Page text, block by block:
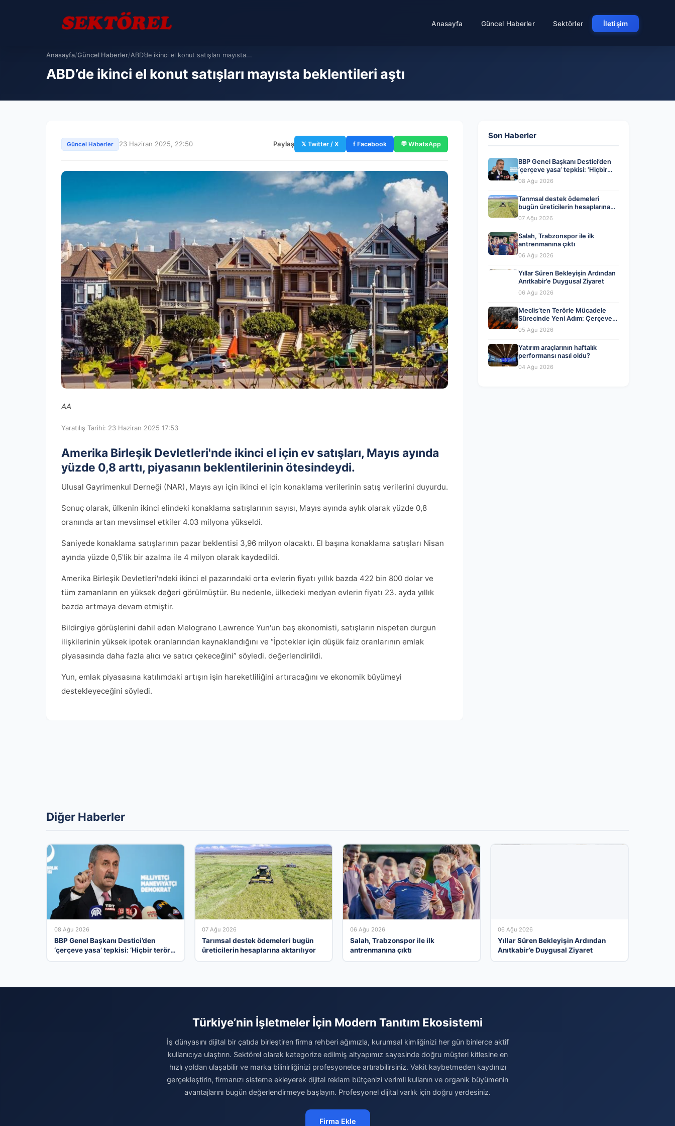
Anasayfa Güncel Haberler Sektörler İletişim
Anasayfa/Güncel Haberler/ABD’de ikinci el konut satışları mayısta...
ABD’de ikinci el konut satışları mayısta beklentileri aştı
Güncel Haberler 23 Haziran 2025, 22:50 Paylaş 𝕏 Twitter / X f Facebook 💬 WhatsApp
AA
Yaratılış Tarihi: 23 Haziran 2025 17:53
Amerika Birleşik Devletleri'nde ikinci el için ev satışları, Mayıs ayında
yüzde 0,8 arttı, piyasanın beklentilerinin ötesindeydi.
Ulusal Gayrimenkul Derneği (NAR), Mayıs ayı için ikinci el için konaklama verilerinin satış verilerini duyurdu.
Sonuç olarak, ülkenin ikinci elindeki konaklama satışlarının sayısı, Mayıs ayında aylık olarak yüzde 0,8
oranında artan mevsimsel etkiler 4.03 milyona yükseldi.
Saniyede konaklama satışlarının pazar beklentisi 3,96 milyon olacaktı. El başına konaklama satışları Nisan
ayında yüzde 0,5'lik bir azalma ile 4 milyon olarak kaydedildi.
Amerika Birleşik Devletleri'ndeki ikinci el pazarındaki orta evlerin fiyatı yıllık bazda 422 bin 800 dolar ve
tüm zamanların en yüksek değeri görülmüştür. Bu nedenle, ülkedeki medyan evlerin fiyatı 23. ayda yıllık
bazda artmaya devam etmiştir.
Bildirgiye görüşlerini dahil eden Melograno Lawrence Yun'un baş ekonomisti, satışların nispeten durgun
ilişkilerinin yüksek ipotek oranlarından kaynaklandığını ve “İpotekler için düşük faiz oranlarının emlak
piyasasında daha fazla alıcı ve satıcı çekeceğini” söyledi. değerlendirildi.
Yun, emlak piyasasına katılımdaki artışın işin hareketliliğini artıracağını ve ekonomik büyümeyi
destekleyeceğini söyledi.
Son Haberler
BBP Genel Başkanı Destici’den
‘çerçeve yasa’ tepkisi: ‘Hiçbir
terör örgütü mensubunun
affedilmesi kabul edilemez’
08 Ağu 2026
Tarımsal destek ödemeleri
bugün üreticilerin hesaplarına
aktarılıyor
07 Ağu 2026
Salah, Trabzonspor ile ilk
antrenmanına çıktı
06 Ağu 2026
Yıllar Süren Bekleyişin Ardından
Anıtkabir’e Duygusal Ziyaret
06 Ağu 2026
Meclis’ten Terörle Mücadele
Sürecinde Yeni Adım: Çerçeve
Yasa Kabul Edildi
05 Ağu 2026
Yatırım araçlarının haftalık
performansı nasıl oldu?
04 Ağu 2026
Diğer Haberler
08 Ağu 2026
BBP Genel Başkanı Destici’den
‘çerçeve yasa’ tepkisi: ‘Hiçbir terör
07 Ağu 2026
Tarımsal destek ödemeleri bugün
üreticilerin hesaplarına aktarılıyor
06 Ağu 2026
Salah, Trabzonspor ile ilk
antrenmanına çıktı
06 Ağu 2026
Yıllar Süren Bekleyişin Ardından
Anıtkabir’e Duygusal Ziyaret
Türkiye’nin İşletmeler İçin Modern Tanıtım Ekosistemi
İş dünyasını dijital bir çatıda birleştiren firma rehberi ağımızla, kurumsal kimliğinizi her gün binlerce aktif
kullanıcıya ulaştırın. Sektörel olarak kategorize edilmiş altyapımız sayesinde doğru müşteri kitlesine en
hızlı yoldan ulaşabilir ve marka bilinirliğinizi profesyonelce artırabilirsiniz. Vakit kaybetmeden kaydınızı
gerçekleştirin, firmanızı sisteme ekleyerek dijital reklam bütçenizi verimli kullanın ve organik büyümenin
avantajlarını bugün değerlendirmeye başlayın. Profesyonel dijital varlık için doğru yerdesiniz.
Firma Ekle